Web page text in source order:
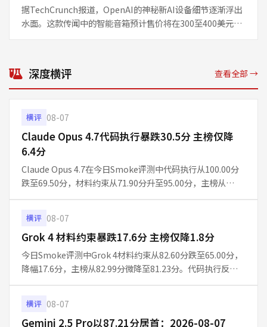
据TechCrunch报道，OpenAI的神秘新AI设备细节逐渐浮出
水面。这款传闻中的智能音箱预计售价将在300至400美元之
深度横评 查看全部 →
横评 08-07
Claude Opus 4.7代码执行暴跌30.5分 主榜仅降
6.4分
Claude Opus 4.7在今日Smoke评测中代码执行从100.00分
跌至69.50分，材料约束从71.90分升至95.00分，主榜从
横评 08-07
Grok 4 材料约束暴跌17.6分 主榜仅降1.8分
今日Smoke评测中Grok 4材料约束从82.60分跌至65.00分，
降幅17.6分，主榜从82.99分微降至81.23分。代码执行反升
横评 08-07
Gemini 2.5 Pro以87.21分居首：2026-08-07